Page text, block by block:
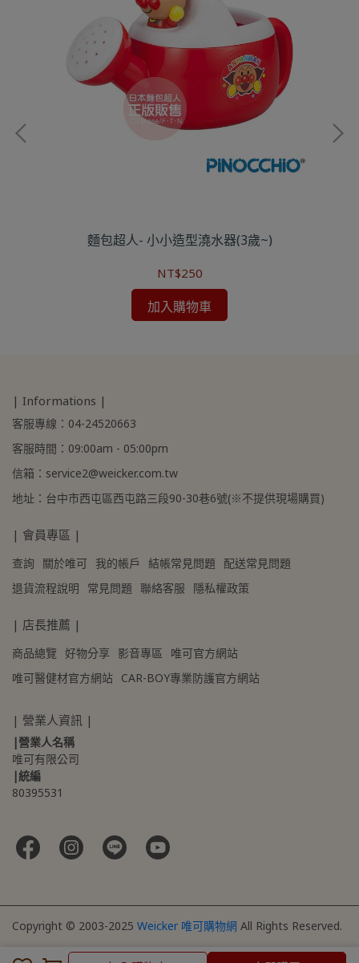
麵包超人- 小小造型澆水器(3歲~)
NT$250
加入購物車
| Informations |
客服專線：04-24520663
客服時間：09:00am - 05:00pm
信箱：service2@weicker.com.tw
地址：台中市西屯區西屯路三段90-30巷6號(※不提供現場購買)
| 會員專區 |
查詢 關於唯可 我的帳戶 結帳常見問題 配送常見問題
退貨流程說明 常見問題 聯絡客服 隱私權政策
| 店長推薦 |
商品總覽 好物分享 影音專區 唯可官方網站
唯可醫健材官方網站 CAR-BOY專業防護官方網站
| 營業人資訊 |
|營業人名稱
唯可有限公司
|統編
80395531
Copyright © 2003-2025 Weicker 唯可購物網 All Rights Reserved.